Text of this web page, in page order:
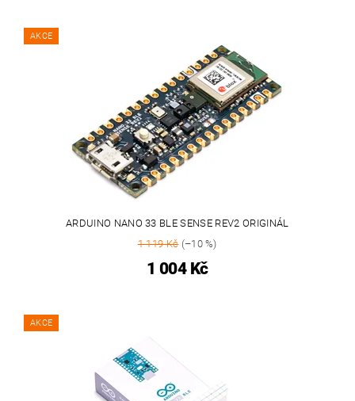
AKCE
ARDUINO NANO 33 BLE SENSE REV2 ORIGINÁL
1 119 Kč(–10 %)
1 004 Kč
AKCE